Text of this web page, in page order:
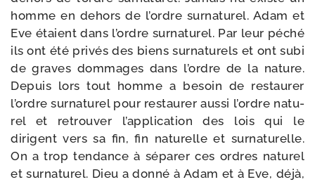
homme en dehors de l’ordre sur­na­tu­rel. Adam et
Eve étaient dans l’ordre sur­na­tu­rel. Par leur péché
ils ont été pri­vés des biens sur­na­tu­rels et ont subi
de graves dom­mages dans l’ordre de la nature.
Depuis lors tout homme a besoin de res­tau­rer
l’ordre sur­na­tu­rel pour res­tau­rer aus­si l’ordre natu­
rel et retrou­ver l’application des lois qui le
dirigent vers sa fin, fin natu­relle et sur­na­tu­relle.
On a trop ten­dance à sépa­rer ces ordres natu­rel
et sur­na­tu­rel. Dieu a don­né à Adam et à Eve, déjà,